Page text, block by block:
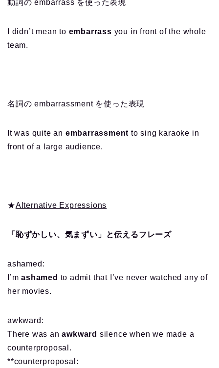
動詞の embarrass を使った表現
I didn’t mean to embarrass you in front of the whole
team.
名詞の embarrassment を使った表現
It was quite an embarrassmentto sing karaoke in
front of a large audience.
★Alternative Expressions
「恥ずかしい、気まずい」と伝えるフレーズ
ashamed:
I’mashamed to admit that I’ve never watched any of
her movies.
awkward:
There was anawkward silence when we made a
counterproposal.
**counterproposal: